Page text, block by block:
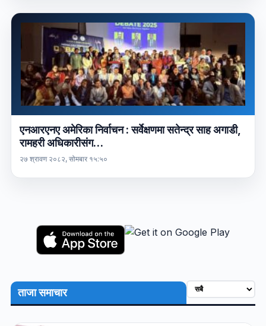
एनआरएनए अमेरिका निर्वाचन : सर्वेक्षणमा सतेन्द्र साह अगाडी,
रामहरी अधिकारीसंग…
२७ श्रावण २०८२, सोमबार १५:५०
ताजा समाचार